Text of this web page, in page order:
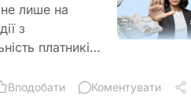
лише на
з
платників
та
Вподобати Коментувати